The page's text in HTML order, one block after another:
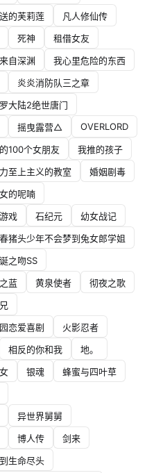
的芙莉莲
凡人修仙传
死神
租借女友
来自深渊
我心里危险的东西
炎炎消防队三之章
大陆2绝世唐门
摇曳露营△ OVERLORD
100个女朋友
我推的孩子
至上主义的教室
婚姻剧毒
的呢喃
戏 石纪元
幼女战记
猪头少年不会梦到兔女郎学姐
之吻SS
蓝 黄泉使者
彻夜之歌
恋爱喜剧
火影忍者
相反的你和我
地。
银魂
蜂蜜与四叶草
异世界舅舅
博人传
剑来
生命尽头